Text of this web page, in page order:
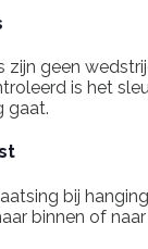
zijn geen
is het
gaat.
bij
binnen of